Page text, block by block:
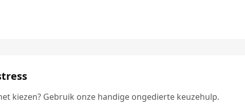
kiezen? Gebruik onze handige ongedierte keuzehulp.